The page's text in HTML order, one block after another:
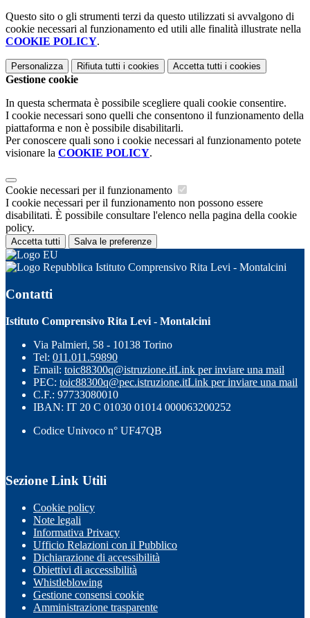
Questo sito o gli strumenti terzi da questo utilizzati si avvalgono di
cookie necessari al funzionamento ed utili alle finalità illustrate nella
COOKIE POLICY.
Personalizza Rifiuta tutti i cookies Accetta tutti i cookies
Gestione cookie
In questa schermata è possibile scegliere quali cookie consentire.
I cookie necessari sono quelli che consentono il funzionamento della
piattaforma e non è possibile disabilitarli.
Per conoscere quali sono i cookie necessari al funzionamento potete
visionare la COOKIE POLICY.
Cookie necessari per il funzionamento
I cookie necessari per il funzionamento non possono essere
disabilitati. È possibile consultare l'elenco nella pagina della cookie
policy.
Accetta tutti Salva le preferenze
Istituto Comprensivo Rita Levi - Montalcini
Contatti
Istituto Comprensivo Rita Levi - Montalcini
Via Palmieri, 58 - 10138 Torino
Tel: 011.011.59890
Email: toic88300q@istruzione.itLink per inviare una mail
PEC: toic88300q@pec.istruzione.itLink per inviare una mail
C.F.: 97733080010
IBAN: IT 20 C 01030 01014 000063200252
Codice Univoco n° UF47QB
Sezione Link Utili
Cookie policy
Note legali
Informativa Privacy
Ufficio Relazioni con il Pubblico
Dichiarazione di accessibilità
Obiettivi di accessibilità
Whistleblowing
Gestione consensi cookie
Amministrazione trasparente